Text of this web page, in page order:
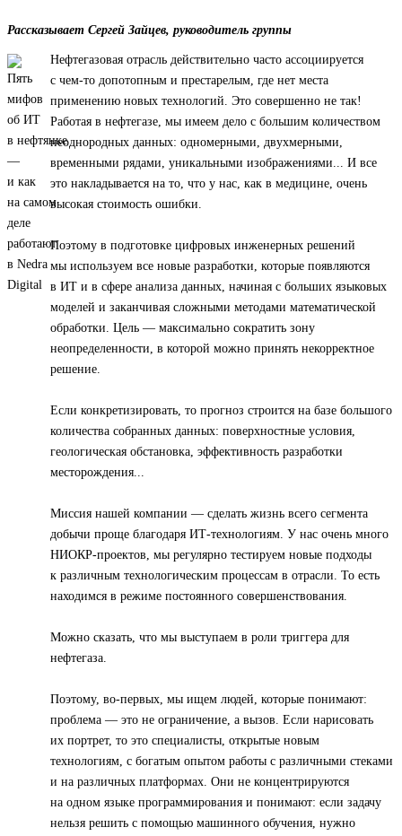
Рассказывает Сергей Зайцев, руководитель группы
Нефтегазовая отрасль действительно часто ассоциируется
с чем-то допотопным и престарелым, где нет места
применению новых технологий. Это совершенно не так!
Работая в нефтегазе, мы имеем дело с большим количеством
неоднородных данных: одномерными, двухмерными,
временными рядами, уникальными изображениями... И все
это накладывается на то, что у нас, как в медицине, очень
высокая стоимость ошибки.
Поэтому в подготовке цифровых инженерных решений
мы используем все новые разработки, которые появляются
в ИТ и в сфере анализа данных, начиная с больших языковых
моделей и заканчивая сложными методами математической
обработки. Цель — максимально сократить зону
неопределенности, в которой можно принять некорректное
решение.
Если конкретизировать, то прогноз строится на базе большого
количества собранных данных: поверхностные условия,
геологическая обстановка, эффективность разработки
месторождения...
Миссия нашей компании — сделать жизнь всего сегмента
добычи проще благодаря ИТ-технологиям. У нас очень много
НИОКР-проектов, мы регулярно тестируем новые подходы
к различным технологическим процессам в отрасли. То есть
находимся в режиме постоянного совершенствования.
Можно сказать, что мы выступаем в роли триггера для
нефтегаза.
Поэтому, во-первых, мы ищем людей, которые понимают:
проблема — это не ограничение, а вызов. Если нарисовать
их портрет, то это специалисты, открытые новым
технологиям, с богатым опытом работы с различными стеками
и на различных платформах. Они не концентрируются
на одном языке программирования и понимают: если задачу
нельзя решить с помощью машинного обучения, нужно